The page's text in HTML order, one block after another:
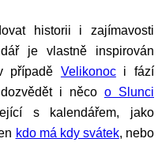
historii i zajímavosti
je vlastně inspirován
případě Velikonoci fází
i něco o Slunci
s kalendářem, jako
kdo má kdy svátek, nebo